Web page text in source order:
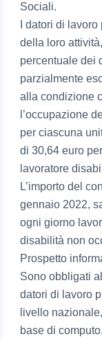
Sociali.
I datori di
della loro
percentuale dei
parzialmente
alla condizione
l’occupazione
per ciascuna
di 30,64 euro
lavoratore
L’importo del
gennaio 2022,
ogni giorno
disabilità non
Prospetto
Sono obbligati
datori di lavoro
livello
base di